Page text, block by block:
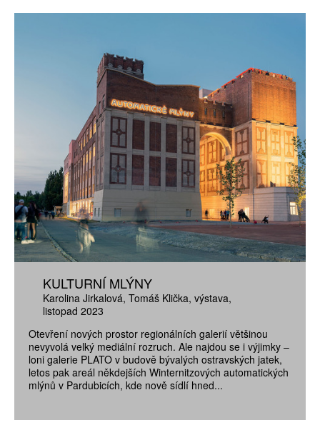
KULTURNÍ MLÝNY
Karolina Jirkalová Tomáš Klička výstava
listopad 2023
Otevření nových prostor regionálních galerií většinou
nevyvolá velký mediální rozruch. Ale najdou se i výjimky –
loni galerie PLATO v budově bývalých ostravských jatek,
letos pak areál někdejších Winternitzových automatických
mlýnů v Pardubicích, kde nově sídlí hned...